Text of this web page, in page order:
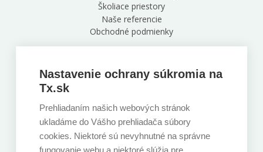
Školiace priestory
Naše referencie
Obchodné podmienky
Zelinárska 6, Bratislava, 821 08
Sledujte nás
Nastavenie ochrany súkromia na
Tx.sk
Prehliadaním našich webových stránok
ukladáme do Vášho prehliadača súbory
cookies. Niektoré sú nevyhnutné na správne
fungovanie webu a niektoré slúžia pre